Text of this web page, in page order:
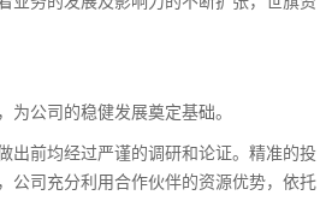
公司的稳健发展奠定基础。
前均经过严谨的调研和论证。精准的投
公司充分利用合作伙伴的资源优势，依托